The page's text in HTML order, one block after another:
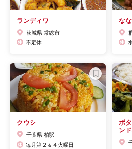
ランディワ
茨城県 常総市
不定休
な
クウシ
千葉県 柏駅
毎月第２＆４火曜日
ボ
ン